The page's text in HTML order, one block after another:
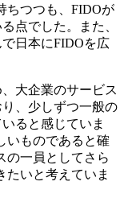
ちつつも、FIDOが
点でした。また、
日本にFIDOを広
大企業のサービス
、少しずつ一般の
ると感じていま
いものであると確
の一員としてさら
たいと考えていま